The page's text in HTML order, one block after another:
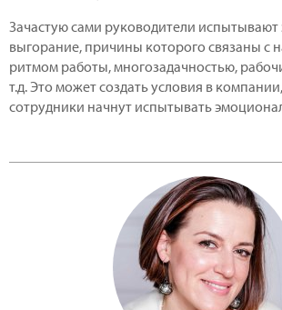
Зачастую сами руководители
выгорание, причины которого связаны с
ритмом работы, многозадачностью,
т.д. Это может создать условия в
сотрудники начнут испытывать